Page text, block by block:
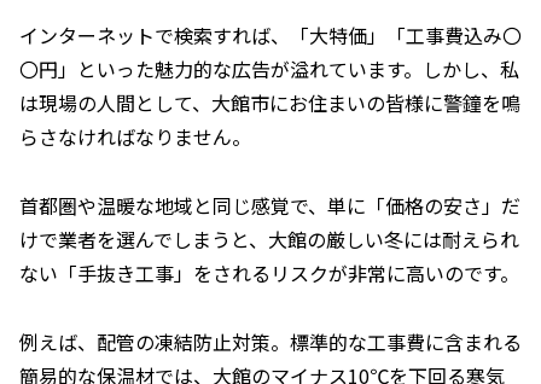
インターネットで検索すれば、「大特価」「工事費込み〇
〇円」といった魅力的な広告が溢れています。しかし、私
は現場の人間として、大館市にお住まいの皆様に警鐘を鳴
らさなければなりません。
首都圏や温暖な地域と同じ感覚で、単に「価格の安さ」だ
けで業者を選んでしまうと、大館の厳しい冬には耐えられ
ない「手抜き工事」をされるリスクが非常に高いのです。
例えば、配管の凍結防止対策。標準的な工事費に含まれる
簡易的な保温材では、大館のマイナス10℃を下回る寒気